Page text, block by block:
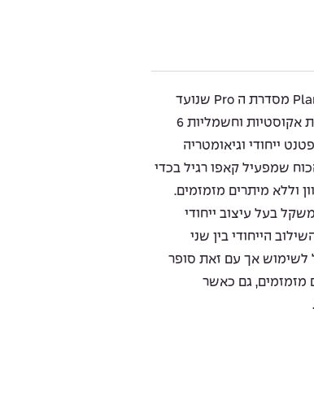
ה NS Tri Action הוא קאפו של Planet Waves מסדרת ה Pro שנועד
לתת מענה סופר איכותי והוא מיועד לגיטרות אקוסטיות וחשמליות 6
ייחודי וגיאומטריה
להפליא הקאפו הזה מפעיל 31 מהכוח שמפעיל קאפו רגיל בכדי
וללא מיתרים מזמזמים.
בעל עיצוב ייחודי
הייחודי בין שני
לשימוש אך עם זאת סופר
מזמזמים, גם כאשר